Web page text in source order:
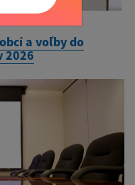
a voľby do
2026